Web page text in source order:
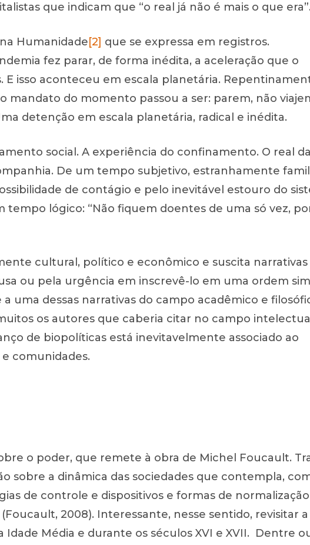
que indicam que “o real já não é mais o que era”.
Humanidade[2] que se expressa em registros.
fez parar, de forma inédita, a aceleração que o
E isso aconteceu em escala planetária.
mandato do momento passou a ser: parem, não
detenção em escala planetária, radical e inédita.
social. A experiência do confinamento. O real da
De um tempo subjetivo, estranhamente
de contágio e pelo inevitável estouro do
tempo lógico: “Não fiquem doentes de uma só vez,
cultural, político e econômico e suscita narrativas
ou pela urgência em inscrevê-lo em uma ordem
uma dessas narrativas do campo acadêmico e
os autores que caberia citar no campo intelectual
de biopolíticas está inevitavelmente associado ao
comunidades.
o poder, que remete à obra de Michel Foucault.
sobre a dinâmica das sociedades que contempla,
de controle e dispositivos e formas de normalização
2008). Interessante, nesse sentido, revisitar a
Média e durante os séculos XVI e XVII. Dentre